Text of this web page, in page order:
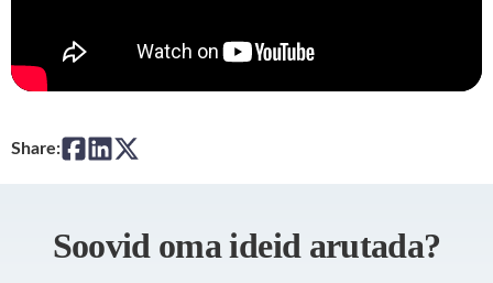
Share:
Soovid oma ideid arutada?